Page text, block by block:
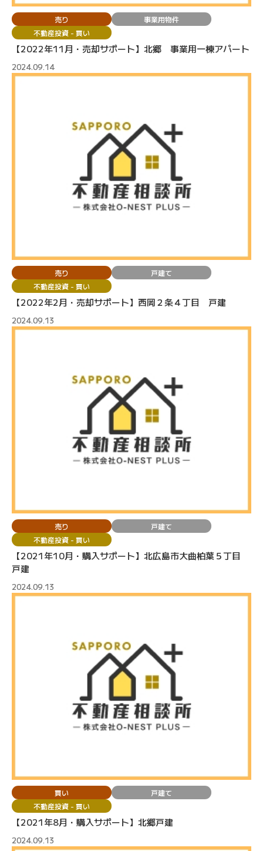
売り
事業用物件
不動産投資 - 買い
【2022年11月・売却サポート】北郷 事業用一棟アパート
2024.09.14
売り
戸建て
不動産投資 - 買い
【2022年2月・売却サポート】西岡２条４丁目 戸建
2024.09.13
売り
戸建て
不動産投資 - 買い
【2021年10月・購入サポート】北広島市大曲柏葉５丁目
戸建
2024.09.13
買い
戸建て
不動産投資 - 買い
【2021年8月・購入サポート】北郷戸建
2024.09.13